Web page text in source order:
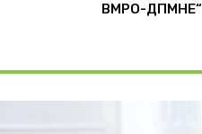
ВМРО-ДПМНЕ“